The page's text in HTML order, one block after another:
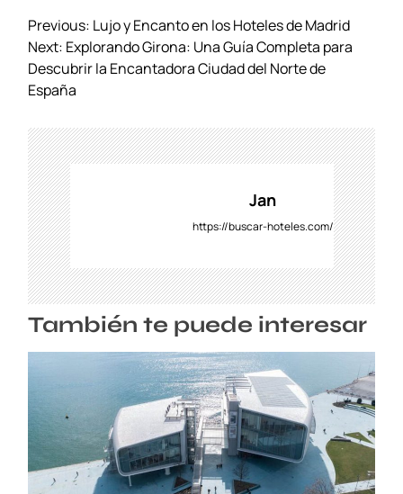
N
a
v
e
a
c
i
ó
n
d
e
e
n
t
r
a
d
a
s
Previous: Lujo y Encanto en los Hoteles de Madrid
Next: Explorando Girona: Una Guía Completa para
Descubrir la Encantadora Ciudad del Norte de
España
Jan
https://buscar-hoteles.com/
También te puede interesar